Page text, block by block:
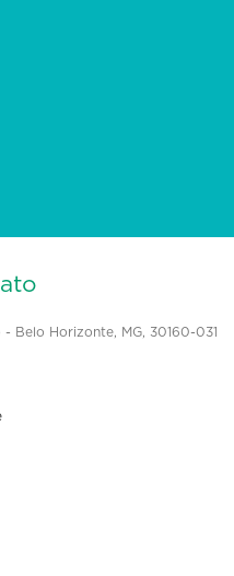
Belo Horizonte, MG, 30160-031